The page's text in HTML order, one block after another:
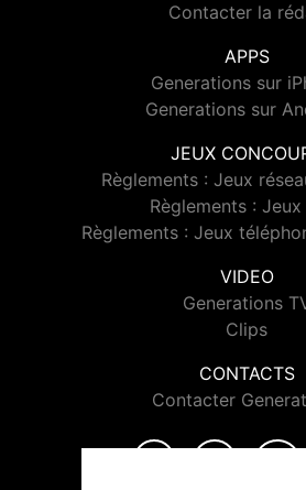
Contacter la
APPS
Generations sur
Generations sur
JEUX
Règlements : Jeux
Règlements : Jeux
Règlements : Jeux
VIDEO
Generations
Clips
CONTACTS
Contacter